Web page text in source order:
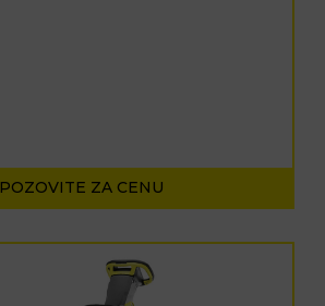
POZOVITE ZA CENU